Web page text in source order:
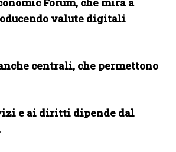
valute digitali
centrali, che permettono
e ai diritti dipende dal